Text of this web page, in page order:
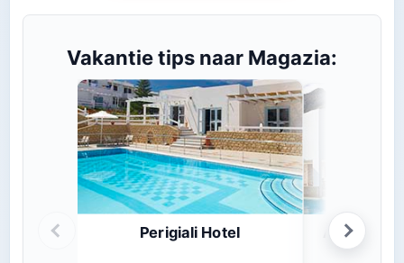
Vakantie tips naar Magazia:
Perigiali Hotel Ammos